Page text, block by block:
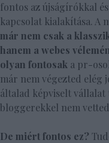
fontos az újságírókkal
kapcsolat kialakítása. A
már nem csak a
hanem a webes
olyan fontosak a pr-
már nem végezted elég
általad képviselt
bloggerekkel nem
De miért fontos ez?